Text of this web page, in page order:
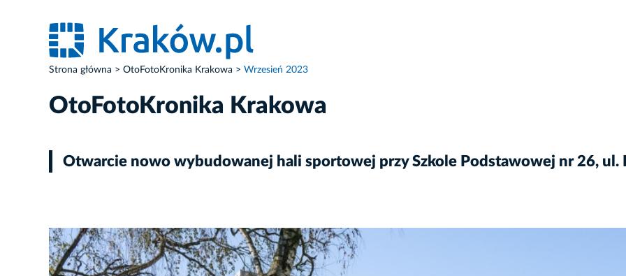
Strona główna OtoFotoKronika Krakowa Wrzesień 2023
OtoFotoKronika Krakowa
Otwarcie nowo wybudowanej hali sportowej przy Szkole Podstawowej nr 26, ul.